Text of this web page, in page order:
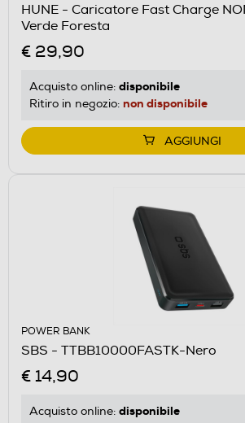
HUNE - Caricatore Fast Charge
Verde Foresta
€ 29,90
Acquisto online: disponibile
Ritiro in negozio: non disponibile
AGGIUNGI
POWER BANK
SBS - TTBB10000FASTK-Nero
€ 14,90
Acquisto online: disponibile